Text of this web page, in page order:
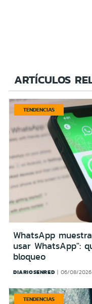
ARTÍCULOS
TENDENCIAS
WhatsApp
usar WhatsApp":
bloqueo
DIARIOSENRED 06/08/2026
TENDENCIAS